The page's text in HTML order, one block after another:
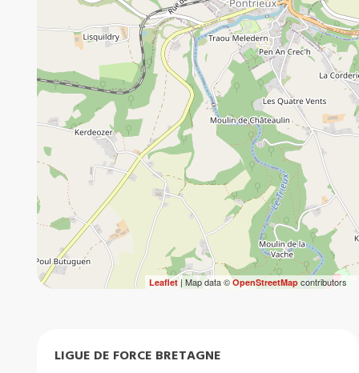
Leaflet| Map data ©OpenStreetMapcontributors
LIGUE DE FORCE BRETAGNE